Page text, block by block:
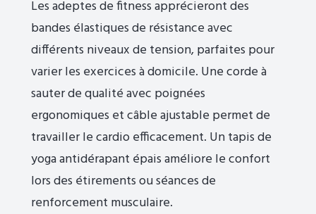
Les adeptes de fitness apprécieront des
bandes élastiques de résistance avec
différents niveaux de tension, parfaites pour
varier les exercices à domicile. Une corde à
sauter de qualité avec poignées
ergonomiques et câble ajustable permet de
travailler le cardio efficacement. Un tapis de
yoga antidérapant épais améliore le confort
lors des étirements ou séances de
renforcement musculaire.